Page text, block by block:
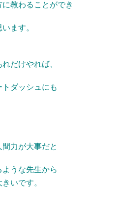
教わることができ
ます。
だけやれば、
トダッシュにも
力が大事だと
うな先生から
いです。